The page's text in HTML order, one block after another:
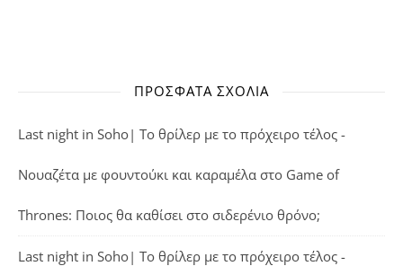
ΠΡΌΣΦΑΤΑ ΣΧΌΛΙΑ
Last night in Soho| Το θρίλερ με το πρόχειρο τέλος -
Νουαζέτα με φουντούκι και καραμέλα στο Game of
Thrones: Ποιος θα καθίσει στο σιδερένιο θρόνο;
Last night in Soho| Το θρίλερ με το πρόχειρο τέλος -